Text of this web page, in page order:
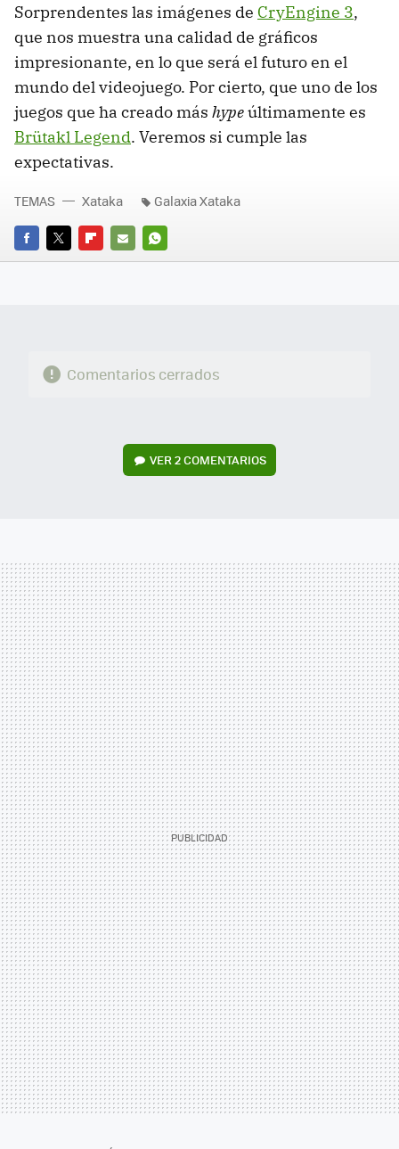
Sorprendentes las imágenes de CryEngine 3,
que nos muestra una calidad de gráficos
impresionante, en lo que será el futuro en el
mundo del videojuego. Por cierto, que uno de los
juegos que ha creado más hypeúltimamente es
Brütakl Legend. Veremos si cumple las
expectativas.
FACEBOOK
TWITTERFLIPBOARD
E-
WHATSAPP
TEMAS Xataka Galaxia Xataka
Comentarios cerrados
VER2 COMENTARIOS